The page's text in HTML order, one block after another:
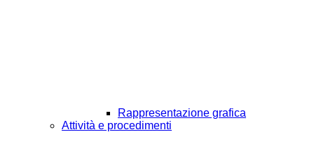
Rappresentazione grafica
Attività e procedimenti